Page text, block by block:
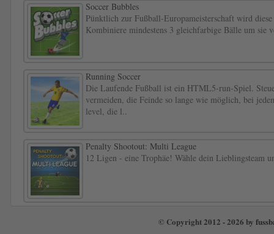
Soccer Bubbles
Pünktlich zur Fußball-Europameisterschaft wird
Kombiniere mindestens 3 gleichfarbige Bälle um sie
Running Soccer
Die Laufende Fußball ist ein HTML5-run-Spiel.
vermeiden, die Feinde so lange wie möglich, bei
level, die l..
Penalty Shootout: Multi League
12 Ligen - eine Trophäe! Wähle dein Lieblingsteam
© Copyright 2012 - 2026 by